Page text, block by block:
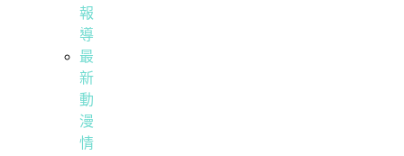
報
導
最
新
動
漫
情